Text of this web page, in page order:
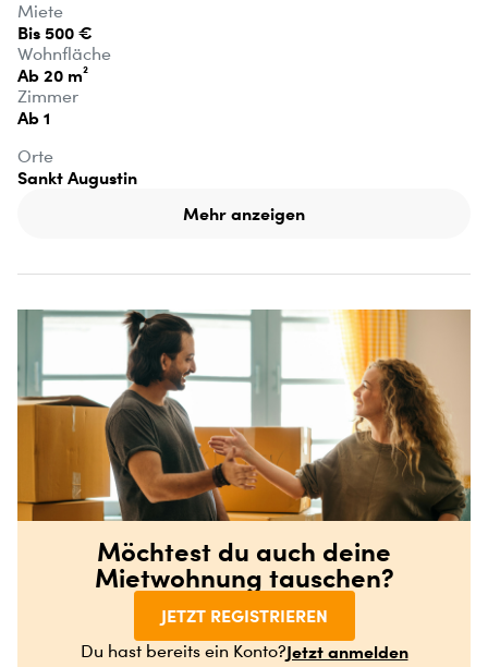
Miete
Bis 500 €
Wohnfläche
Ab 20 m²
Zimmer
Ab 1
Orte
Sankt Augustin
Mehr anzeigen
Möchtest du auch deine
Mietwohnung tauschen?
JETZT REGISTRIEREN
Du hast bereits ein Konto?Jetzt anmelden